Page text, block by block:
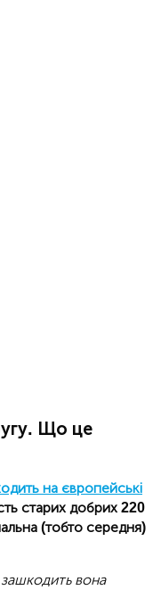
Що це
на європейські
старих добрих 220
(тобто середня)
вона